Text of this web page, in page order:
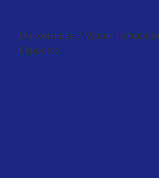
Marketplace / Video
Espectro